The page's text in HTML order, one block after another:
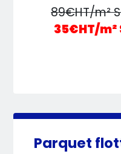
89€HT/m²
35€HT/m²
Parquet